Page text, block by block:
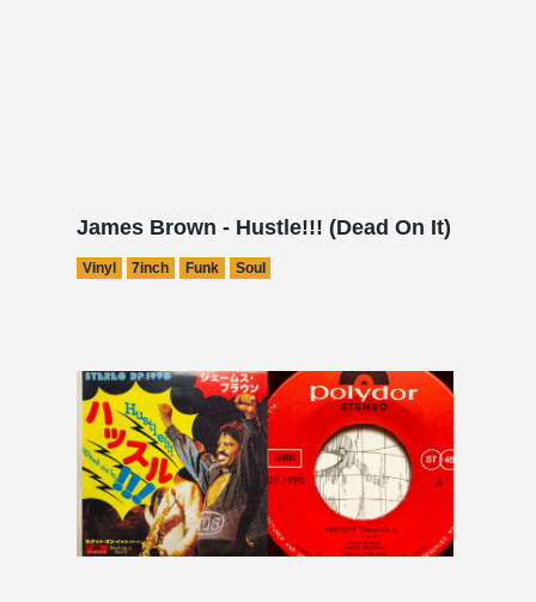
James Brown - Hustle!!! (Dead On It)
Vinyl 7inch Funk Soul